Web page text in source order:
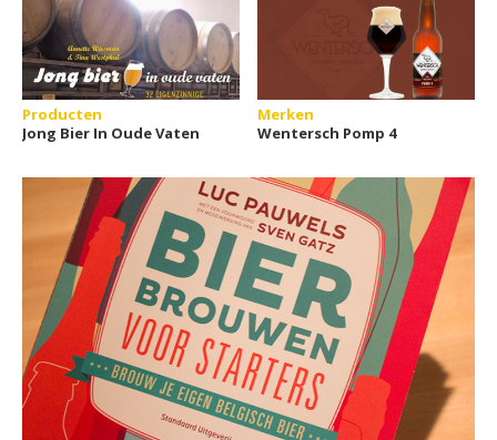
Producten
Jong Bier In Oude Vaten
Merken
Wentersch Pomp 4